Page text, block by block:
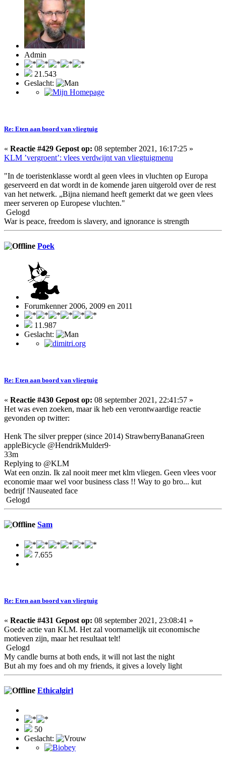
Admin
21.543
Geslacht:
Re: Eten aan boord van vliegtuig
« Reactie #429 Gepost op: 08 september 2021, 16:17:25 »
KLM ’vergroent’: vlees verdwijnt van vliegtuigmenu
"In de toeristenklasse wordt al geen vlees in vluchten op Europa
geserveerd en dat wordt in de komende jaren uitgerold over de rest
van het netwerk. „Bijna niemand heeft gemerkt dat we geen vlees
meer serveren op Europese vluchten."
Gelogd
War is peace, freedom is slavery, and ignorance is strength
Poek
Forumkenner 2006, 2009 en 2011
11.987
Geslacht:
Re: Eten aan boord van vliegtuig
« Reactie #430 Gepost op: 08 september 2021, 22:41:57 »
Het was even zoeken, maar ik heb een verontwaardige reactie
gevonden op twitter:
Henk The silver prepper (since 2014) StrawberryBananaGreen
appleBicycle @HendrikMulder9·
33m
Replying to @KLM
Wat een onzin. Ik zal nooit meer met klm vliegen. Geen vlees voor
economie maar wel voor business class !! Way to go bro... kut
bedrijf !Nauseated face
Gelogd
Sam
7.655
Re: Eten aan boord van vliegtuig
« Reactie #431 Gepost op: 08 september 2021, 23:08:41 »
Goede actie van KLM. Het zal voornamelijk uit economische
motieven zijn, maar het resultaat telt!
Gelogd
My candle burns at both ends, it will not last the night
But ah my foes and oh my friends, it gives a lovely light
Ethicalgirl
50
Geslacht: